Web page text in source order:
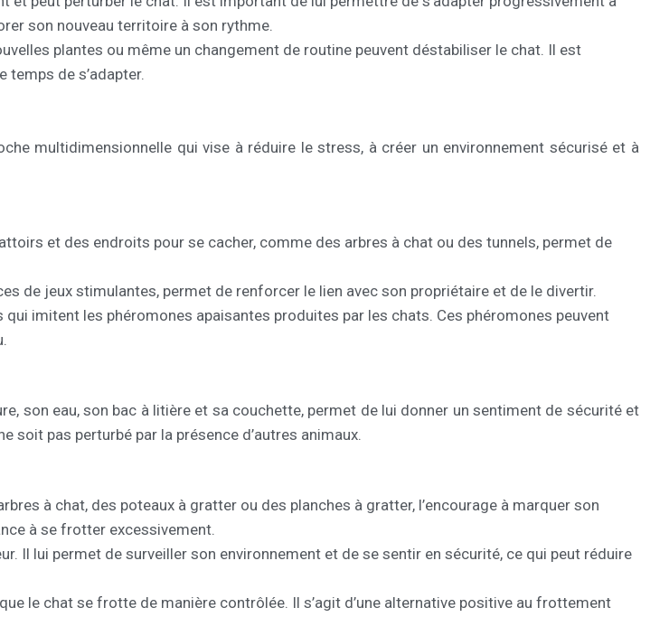
son nouveau territoire à son rythme.
plantes ou même un changement de routine peuvent déstabiliser le chat. Il est
de s’adapter.
multidimensionnelle qui vise à réduire le stress, à créer un environnement sécurisé et à
et des endroits pour se cacher, comme des arbres à chat ou des tunnels, permet de
de jeux stimulantes, permet de renforcer le lien avec son propriétaire et de le divertir.
imitent les phéromones apaisantes produites par les chats. Ces phéromones peuvent
son eau, son bac à litière et sa couchette, permet de lui donner un sentiment de sécurité et
soit pas perturbé par la présence d’autres animaux.
à chat, des poteaux à gratter ou des planches à gratter, l’encourage à marquer son
à se frotter excessivement.
Il lui permet de surveiller son environnement et de se sentir en sécurité, ce qui peut réduire
le chat se frotte de manière contrôlée. Il s’agit d’une alternative positive au frottement